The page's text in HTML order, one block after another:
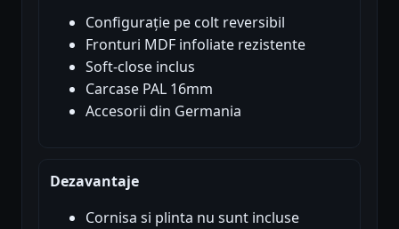
Configurație pe colt reversibil
Fronturi MDF infoliate rezistente
Soft-close inclus
Carcase PAL 16mm
Accesorii din Germania
Dezavantaje
Cornisa si plinta nu sunt incluse